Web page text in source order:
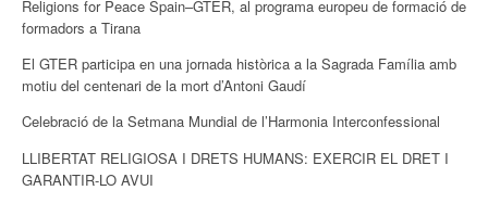
Religions for Peace Spain–GTER, al programa europeu de formació de
formadors a Tirana
El GTER participa en una jornada històrica a la Sagrada Família amb
motiu del centenari de la mort d’Antoni Gaudí
Celebració de la Setmana Mundial de l’Harmonia Interconfessional
LLIBERTAT RELIGIOSA I DRETS HUMANS: EXERCIR EL DRET I
GARANTIR-LO AVUI